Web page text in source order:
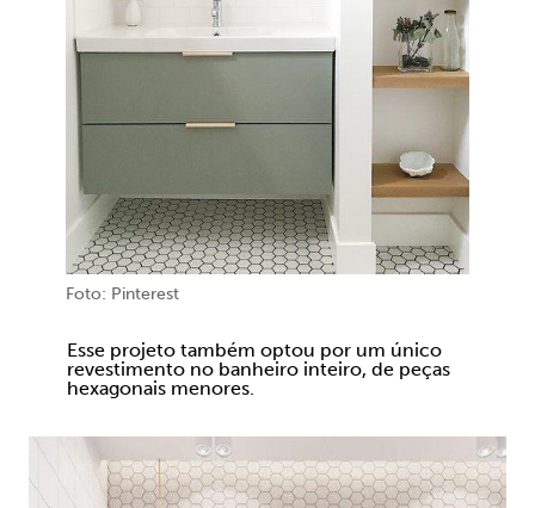
Foto: Pinterest
Esse projeto também optou por um único
revestimento no banheiro inteiro, de peças
hexagonais menores.